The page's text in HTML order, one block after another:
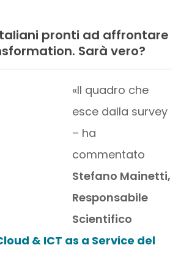
pronti ad affrontare
Sarà vero?
«Il quadro che
esce dalla survey
– ha
commentato
Stefano Mainetti,
Responsabile
Scientifico
& ICT as a Service del